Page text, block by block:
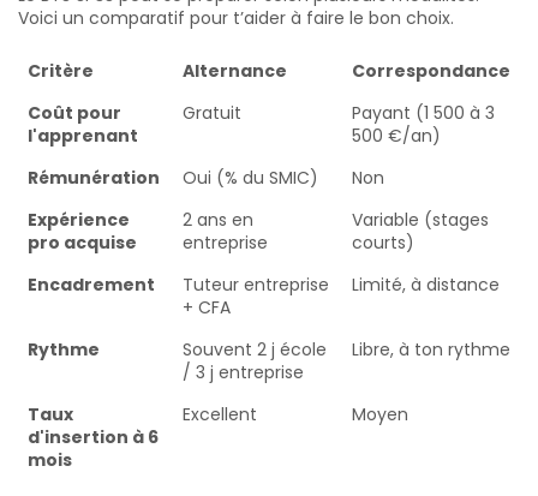
Voici un comparatif pour t’aider à faire le bon choix.
Critère Alternance
Correspondance
Coût pour
l'apprenant
Gratuit
Payant (1 500 à 3
500 €/an)
Rémunération
Oui (% du SMIC)
Non
Expérience
pro acquise
2 ans en
entreprise
Variable (stages
courts)
Encadrement
Tuteur entreprise
+ CFA
Limité, à distance
Rythme
Souvent 2 j école
/ 3 j entreprise
Libre, à ton rythme
Taux
d'insertion à 6
mois
Excellent Moyen